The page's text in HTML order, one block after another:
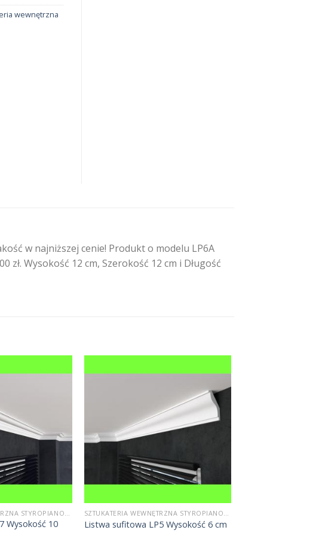
wewnętrzna
w najniższej cenie! Produkt o modelu LP6A
Wysokość 12 cm, Szerokość 12 cm i Długość
SZTUKATERIA WEWNĘTRZNA STYROPIANOWA
Wysokość 10
SZTUKATERIA WEWNĘTRZNA STYROPIANOWA
Listwa sufitowa LP5 Wysokość 6 cm